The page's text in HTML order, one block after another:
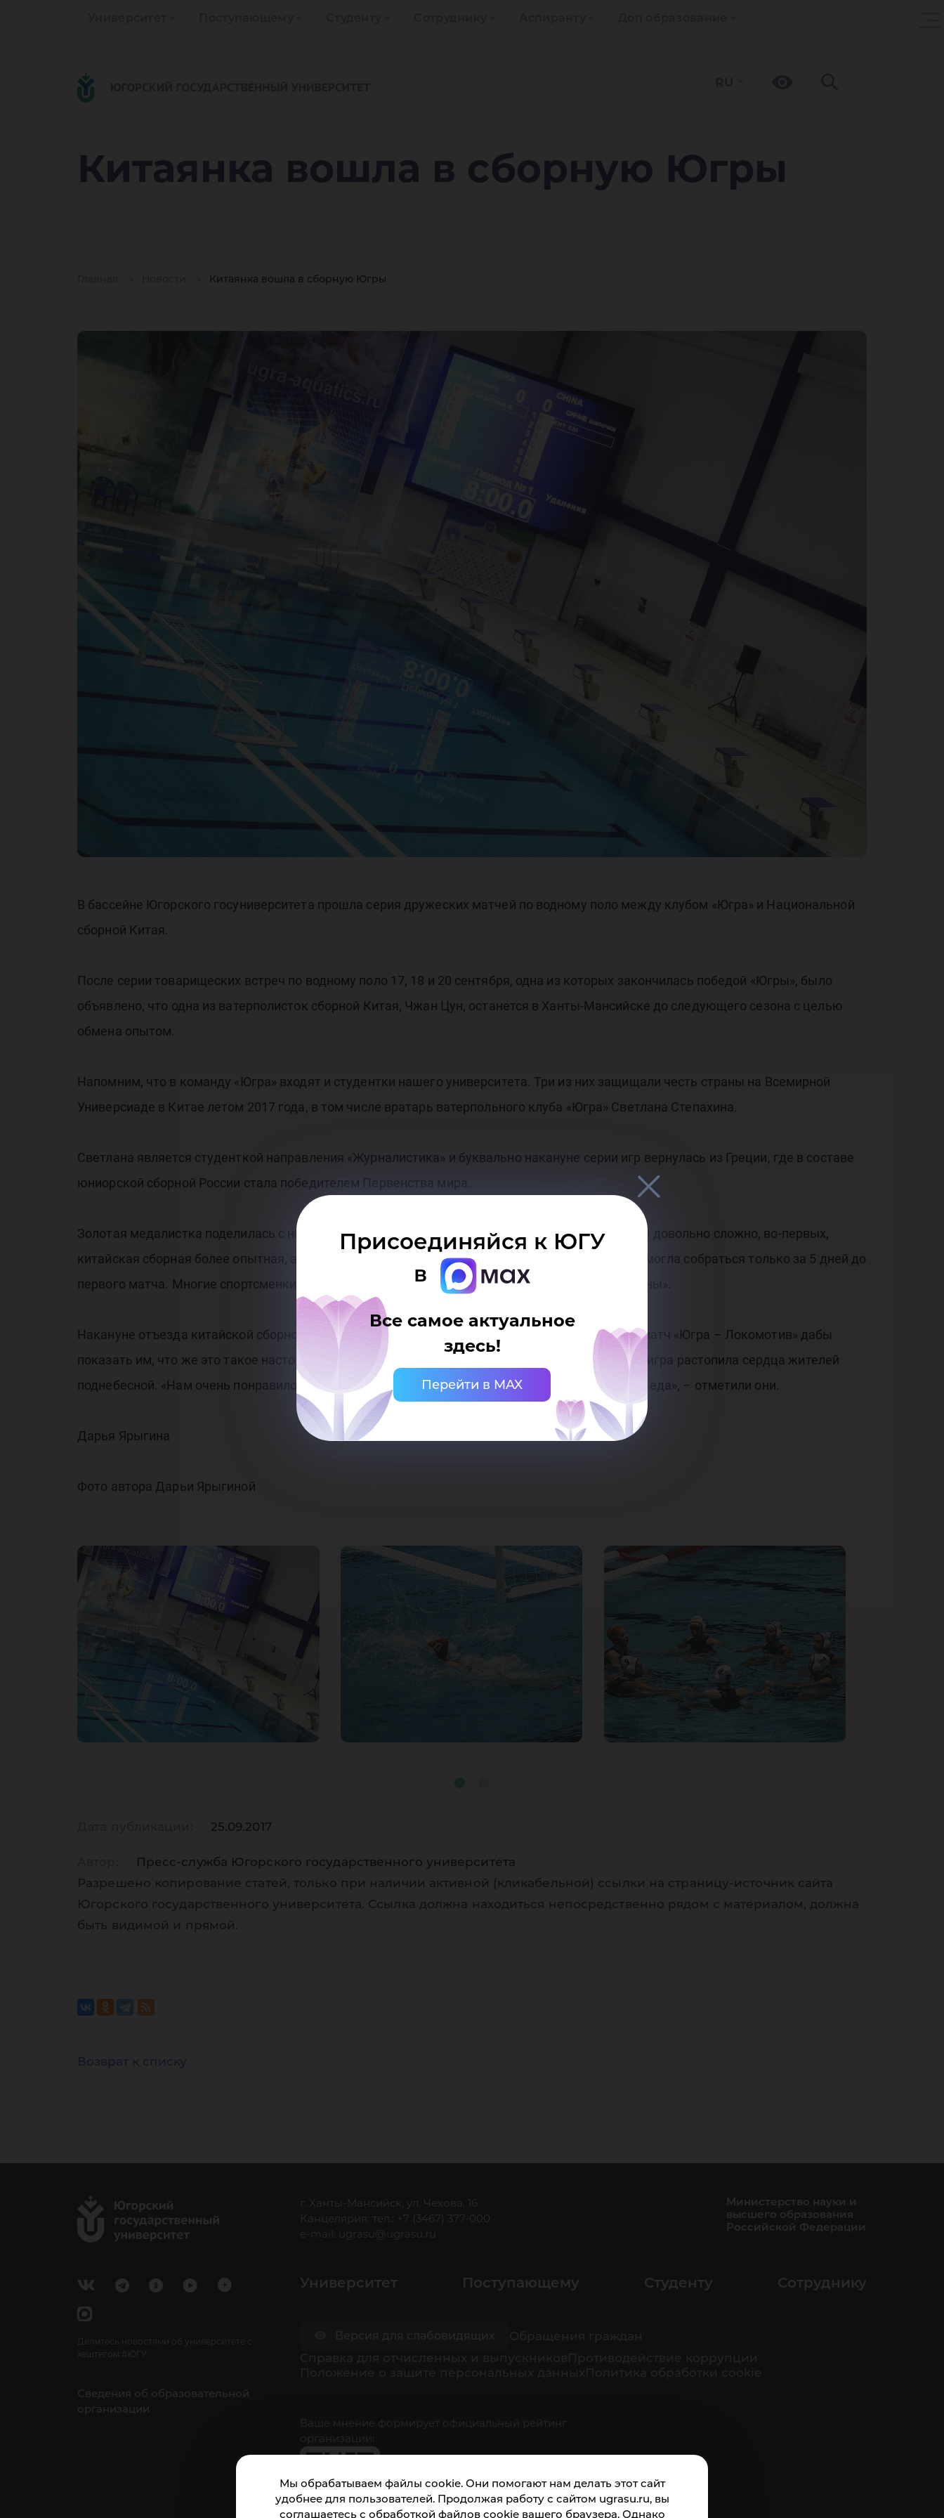
Мы обрабатываем файлы cookie. Они помогают нам делать этот сайт
удобнее для пользователей. Продолжая работу с сайтом ugrasu.ru, вы
соглашаетесь с обработкой файлов cookie вашего браузера. Однако
Китаянка вошла в сборную Югры
Китаянка вошла в сборную Югры
Китаянка
вошла в
сборную
Югры
Присоединяйся к ЮГУ
в
Все самое актуальное
здесь!
Перейти в MAX
В бассейне Югорского госуниверситета прошла серия дружеских матчей по водному поло между клубом «Югра» и Национальной
сборной Китая.
После серии товарищеских встреч по водному поло 17, 18 и 20 сентября, одна из которых закончилась победой «Югры», было
объявлено, что одна из ватерполисток сборной Китая, Чжан Цун, останется в Ханты-Мансийске до следующего сезона с целью
обмена опытом.
Напомним, что в команду «Югра» входят и студентки нашего университета. Три из них защищали честь страны на Всемирной
Универсиаде в Китае летом 2017 года, в том числе вратарь ватерпольного клуба «Югра» Светлана Степахина.
Светлана является студенткой направления «Журналистика» и буквально накануне серии игр вернулась из Греции, где в составе
юниорской сборной России стала победителем Первенства мира.
Золотая медалистка поделилась с нами ощущениями после матча: «Играть с китаянками было довольно сложно, во-первых,
китайская сборная более опытная, а, во-вторых, потому что в полном составе наша команда смогла собраться только за 5 дней до
первого матча. Многие спортсменки только вернулись из распоряжения сборных команд страны».
Накануне отъезда китайской сборной югорские ватерполистки сводили гостей на хоккейный матч «Югра – Локомотив» дабы
показать им, что же это такое настоящий русский хоккей. И, как оказалось, не зря – холодная игра растопила сердца жителей
поднебесной. «Нам очень понравилось в Ханты-Мансийске, в особенности ваш Храм и вкусная еда», – отметили они.
Дарья Ярыгина
Фото автора Дарьи Ярыгиной
25.09.2017
Пресс-служба Югорского государственного университета
Разрешено копирование статей, только при наличии активной (кликабельной) ссылки на страницу-источник сайта
Югорского государственного университета. Ссылка должна находиться непосредственно рядом с материалом, должна
быть видимой и прямой.
Возврат к списку
Делитесь новостями об университете с
хештегом #ЮГУ
Сведения об образовательной
организации
г. Ханты-Мансийск, ул. Чехова, 16
Канцелярия: тел.: +7 (3467) 377-000
e-mail:
ugrasu@ugrasu.ru
Министерство науки и
высшего образования
Российской Федерации
Университет Поступающему Студенту Сотруднику
Ваше мнение формирует официальный рейтинг
организации: